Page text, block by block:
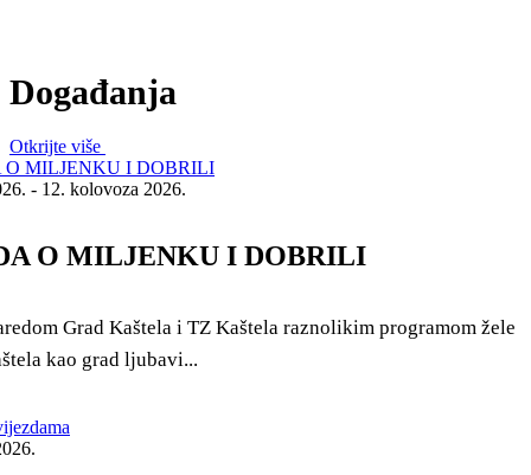
Događanja
Otkrijte više
- 12. kolovoza 2026.
O MILJENKU I DOBRILI
Grad Kaštela i TZ Kaštela raznolikim programom žele
kao grad ljubavi...